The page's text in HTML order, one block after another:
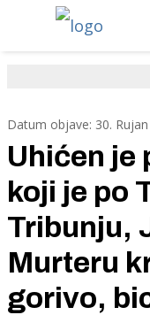
Datum objave: 30.
Uhićen je
koji je po
Tribunju,
Murteru
gorivo,